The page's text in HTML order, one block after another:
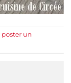
poster un